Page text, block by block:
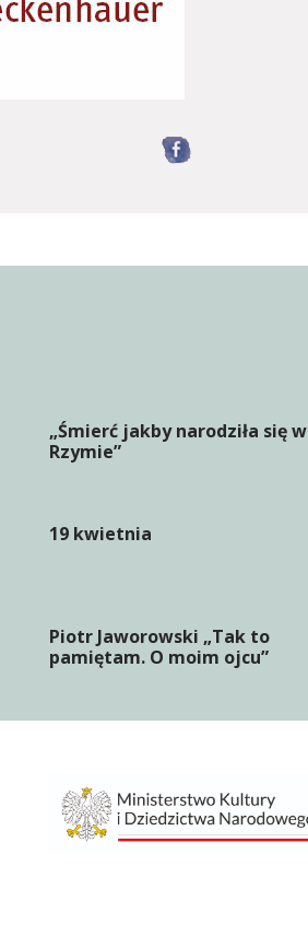
„Śmierć jakby narodziła się w
Rzymie”
19 kwietnia
Piotr Jaworowski „Tak to
pamiętam. O moim ojcu”